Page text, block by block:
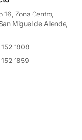
16, Zona Centro,
Miguel de Allende,
152 1808
152 1859